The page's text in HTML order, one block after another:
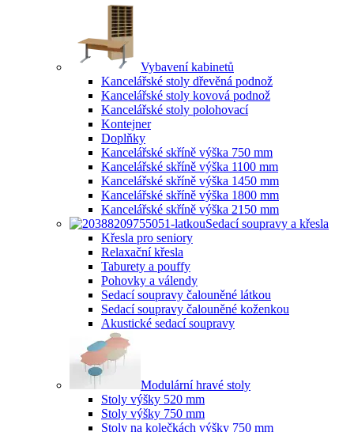
Vybavení kabinetů
Kancelářské stoly dřevěná podnož
Kancelářské stoly kovová podnož
Kancelářské stoly polohovací
Kontejner
Doplňky
Kancelářské skříně výška 750 mm
Kancelářské skříně výška 1100 mm
Kancelářské skříně výška 1450 mm
Kancelářské skříně výška 1800 mm
Kancelářské skříně výška 2150 mm
Sedací soupravy a křesla
Křesla pro seniory
Relaxační křesla
Taburety a pouffy
Pohovky a válendy
Sedací soupravy čalouněné látkou
Sedací soupravy čalouněné koženkou
Akustické sedací soupravy
Modulární hravé stoly
Stoly výšky 520 mm
Stoly výšky 750 mm
Stoly na kolečkách výšky 750 mm